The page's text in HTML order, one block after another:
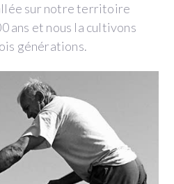
sur notre territoire
ans et nous la cultivons
générations.